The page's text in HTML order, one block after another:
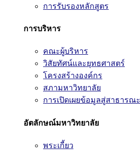
การรับรองหลักสูตร
การบริหาร
คณะผู้บริหาร
วิสัยทัศน์และยุทธศาสตร์
โครงสร้างองค์กร
สภามหาวิทยาลัย
การเปิดเผยข้อมูลสู่สาธารณะ
อัตลักษณ์มหาวิทยาลัย
พระเกี้ยว